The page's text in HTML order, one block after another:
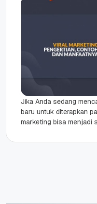
Jika Anda sedang
baru untuk diterapkan
marketing bisa menjadi